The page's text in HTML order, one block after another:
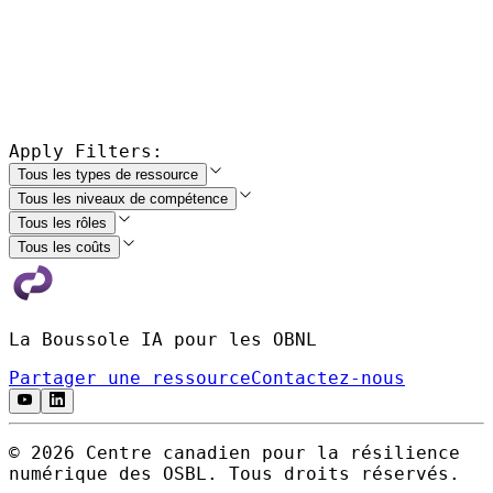
Apply Filters:
Tous les types de ressource
Tous les niveaux de compétence
Tous les rôles
Tous les coûts
La Boussole IA pour les OBNL
Partager une ressourceContactez-nous
© 2026 Centre canadien pour la résilience
numérique des OSBL. Tous droits réservés.